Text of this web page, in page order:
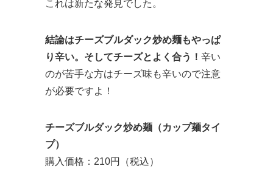
これは新たな発見でした。
結論はチーズブルダック炒め麺もやっぱ
り辛い。そしてチーズとよく合う！ 辛い
のが苦手な方はチーズ味も辛いので注意
が必要ですよ！
チーズブルダック炒め麺（カップ麺タイ
プ）
購入価格：210円（税込）